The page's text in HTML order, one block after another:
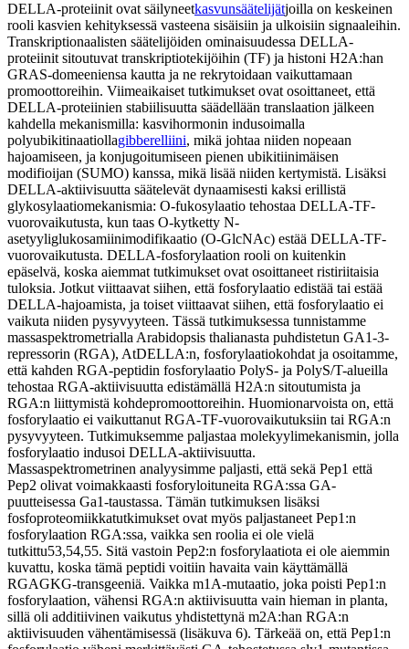
DELLA-proteiinit ovat säilyneetkasvunsäätelijätjoilla on keskeinen
rooli kasvien kehityksessä vasteena sisäisiin ja ulkoisiin signaaleihin.
Transkriptionaalisten säätelijöiden ominaisuudessa DELLA-
proteiinit sitoutuvat transkriptiotekijöihin (TF) ja histoni H2A:han
GRAS-domeeniensa kautta ja ne rekrytoidaan vaikuttamaan
promoottoreihin. Viimeaikaiset tutkimukset ovat osoittaneet, että
DELLA-proteiinien stabiilisuutta säädellään translaation jälkeen
kahdella mekanismilla: kasvihormonin indusoimalla
polyubikitinaatiollagibberelliini, mikä johtaa niiden nopeaan
hajoamiseen, ja konjugoitumiseen pienen ubikitiinimäisen
modifioijan (SUMO) kanssa, mikä lisää niiden kertymistä. Lisäksi
DELLA-aktiivisuutta säätelevät dynaamisesti kaksi erillistä
glykosylaatiomekanismia: O-fukosylaatio tehostaa DELLA-TF-
vuorovaikutusta, kun taas O-kytketty N-
asetyyliglukosamiinimodifikaatio (O-GlcNAc) estää DELLA-TF-
vuorovaikutusta. DELLA-fosforylaation rooli on kuitenkin
epäselvä, koska aiemmat tutkimukset ovat osoittaneet ristiriitaisia ​​
tuloksia. Jotkut viittaavat siihen, että fosforylaatio edistää tai estää
DELLA-hajoamista, ja toiset viittaavat siihen, että fosforylaatio ei
vaikuta niiden pysyvyyteen. Tässä tutkimuksessa tunnistamme
massaspektrometrialla Arabidopsis thalianasta puhdistetun GA1-3-
repressorin (RGA), AtDELLA:n, fosforylaatiokohdat ja osoitamme,
että kahden RGA-peptidin fosforylaatio PolyS- ja PolyS/T-alueilla
tehostaa RGA-aktiivisuutta edistämällä H2A:n sitoutumista ja
RGA:n liittymistä kohdepromoottoreihin. Huomionarvoista on, että
fosforylaatio ei vaikuttanut RGA-TF-vuorovaikutuksiin tai RGA:n
pysyvyyteen. Tutkimuksemme paljastaa molekyylimekanismin, jolla
fosforylaatio indusoi DELLA-aktiivisuutta.
Massaspektrometrinen analyysimme paljasti, että sekä Pep1 että
Pep2 olivat voimakkaasti fosforyloituneita RGA:ssa GA-
puutteisessa Ga1-taustassa. Tämän tutkimuksen lisäksi
fosfoproteomiikkatutkimukset ovat myös paljastaneet Pep1:n
fosforylaation RGA:ssa, vaikka sen roolia ei ole vielä
tutkittu53,54,55. Sitä vastoin Pep2:n fosforylaatiota ei ole aiemmin
kuvattu, koska tämä peptidi voitiin havaita vain käyttämällä
RGAGKG-transgeeniä. Vaikka m1A-mutaatio, joka poisti Pep1:n
fosforylaation, vähensi RGA:n aktiivisuutta vain hieman in planta,
sillä oli additiivinen vaikutus yhdistettynä m2A:han RGA:n
aktiivisuuden vähentämisessä (lisäkuva 6). Tärkeää on, että Pep1:n